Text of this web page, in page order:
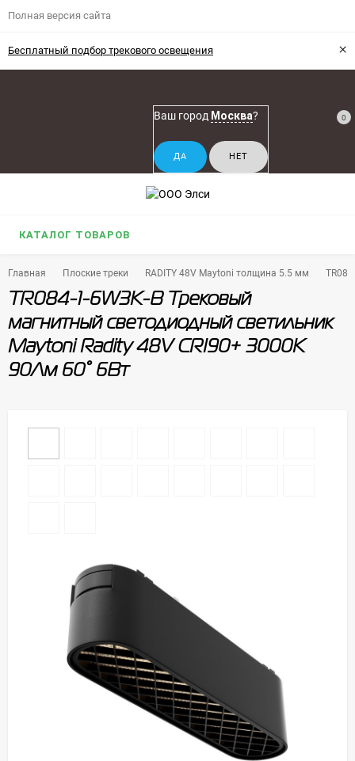
Полная версия сайта
Бесплатный подбор трекового освещения ×
Ваш город Москва? 0
КАТАЛОГ ТОВАРОВ
Главная Плоские треки RADITY 48V Maytoni толщина 5.5 мм
TR084-1-6W3K-B Трековый
магнитный светодиодный светильник
Maytoni Radity 48V CRI90+ 3000К
90Лм 60° 6Вт